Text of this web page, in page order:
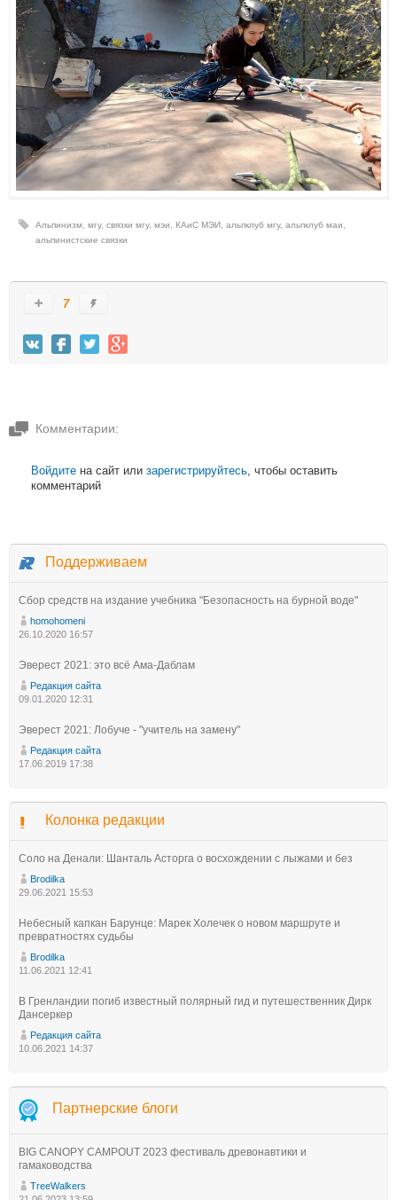
Альпинизм мгу, связки мгу, мэи КАиС МЭИ альпклуб мгу, альпклуб маи
альпинистские связки
7
Комментарии:
Войдите на сайт или зарегистрируйтесь , чтобы оставить
комментарий
Поддерживаем
Сбор средств на издание учебника "Безопасность на бурной воде"
homohomeni
26.10.2020 16:57
Эверест 2021: это всё Ама-Даблам
Редакция сайта
09.01.2020 12:31
Эверест 2021: Лобуче - "учитель на замену"
Редакция сайта
17.06.2019 17:38
Колонка редакции
Соло на Денали: Шанталь Асторга о восхождении с лыжами и без
Brodilka
29.06.2021 15:53
Небесный капкан Барунце: Марек Холечек о новом маршруте и
превратностях судьбы
Brodilka
11.06.2021 12:41
В Гренландии погиб известный полярный гид и путешественник Дирк
Дансеркер
Редакция сайта
10.06.2021 14:37
Партнерские блоги
BIG CANOPY CAMPOUT 2023 фестиваль древонавтики и
гамаководства
TreeWalkers